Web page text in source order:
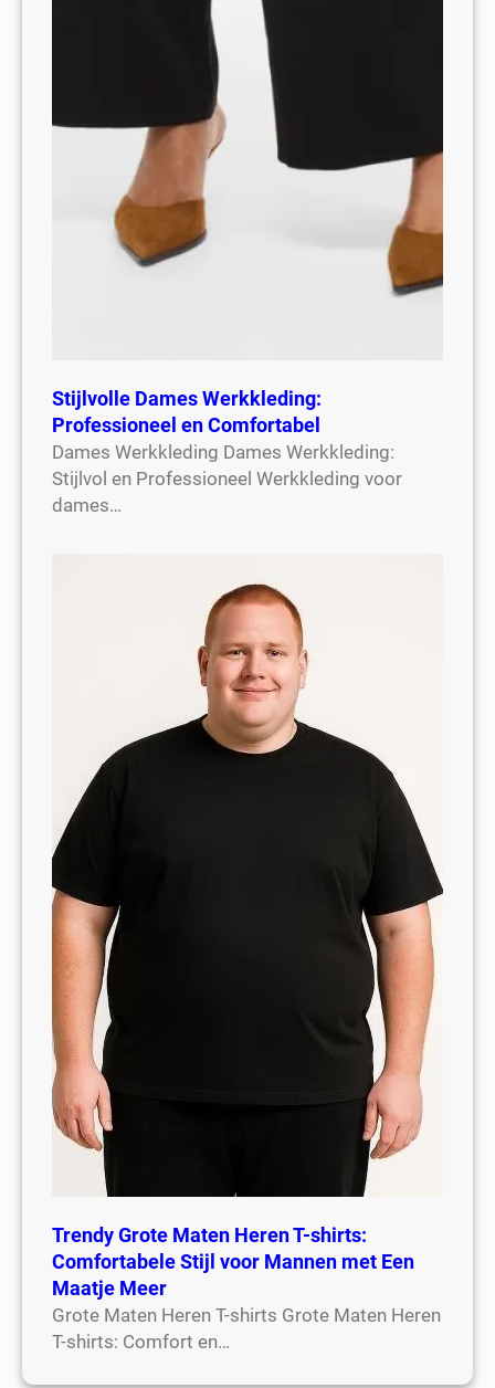
Stijlvolle Dames Werkkleding:
Professioneel en Comfortabel
Dames Werkkleding Dames Werkkleding:
Stijlvol en Professioneel Werkkleding voor
dames…
Trendy Grote Maten Heren T-shirts:
Comfortabele Stijl voor Mannen met Een
Maatje Meer
Grote Maten Heren T-shirts Grote Maten Heren
T-shirts: Comfort en…